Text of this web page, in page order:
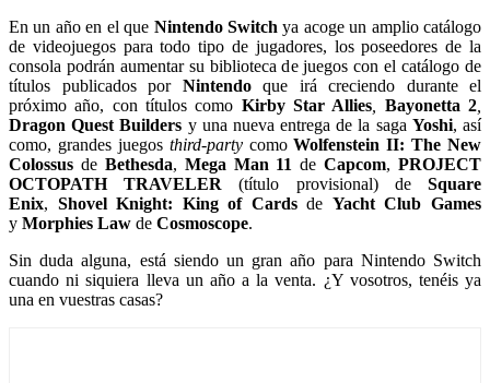
En un año en el que Nintendo Switch ya acoge un amplio catálogo
de videojuegos para todo tipo de jugadores, los poseedores de la
consola podrán aumentar su biblioteca de juegos con el catálogo de
títulos publicados por Nintendoque irá creciendo durante el
próximo año, con títulos como Kirby Star Allies Bayonetta 2
Dragon Quest Builders y una nueva entrega de la saga Yoshi, así
como, grandes juegos third-party comoWolfenstein II: The New
Colossus de Bethesda, Mega Man 11 deCapcom, PROJECT
OCTOPATH TRAVELER (título provisional) deSquare
Enix, Shovel Knight: King of Cardsde Yacht Club Games
y Morphies Law de Cosmoscope.
Sin duda alguna, está siendo un gran año para Nintendo Switch
cuando ni siquiera lleva un año a la venta. ¿Y vosotros, tenéis ya
una en vuestras casas?